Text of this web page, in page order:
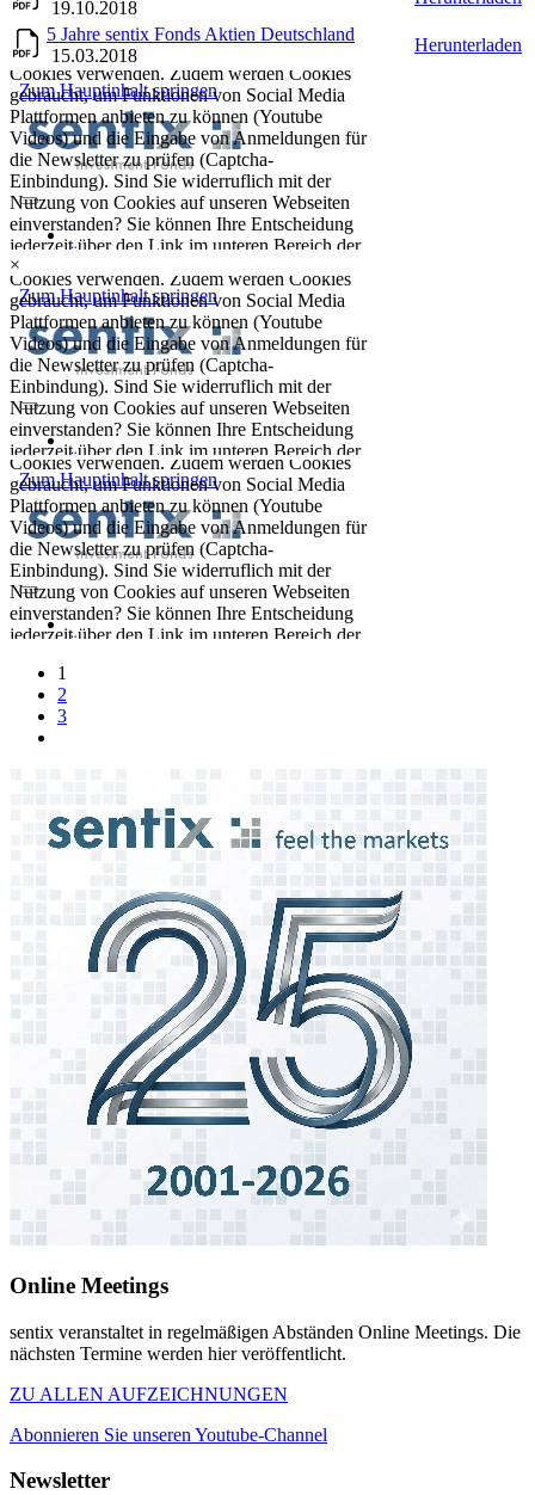
19.10.2018
5 Jahre sentix Fonds Aktien Deutschland
15.03.2018
Herunterladen
×
1
2
3
Online Meetings
sentix veranstaltet in regelmäßigen Abständen Online Meetings. Die
nächsten Termine werden hier veröffentlicht.
ZU ALLEN AUFZEICHNUNGEN
Abonnieren Sie unseren Youtube-Channel
Newsletter